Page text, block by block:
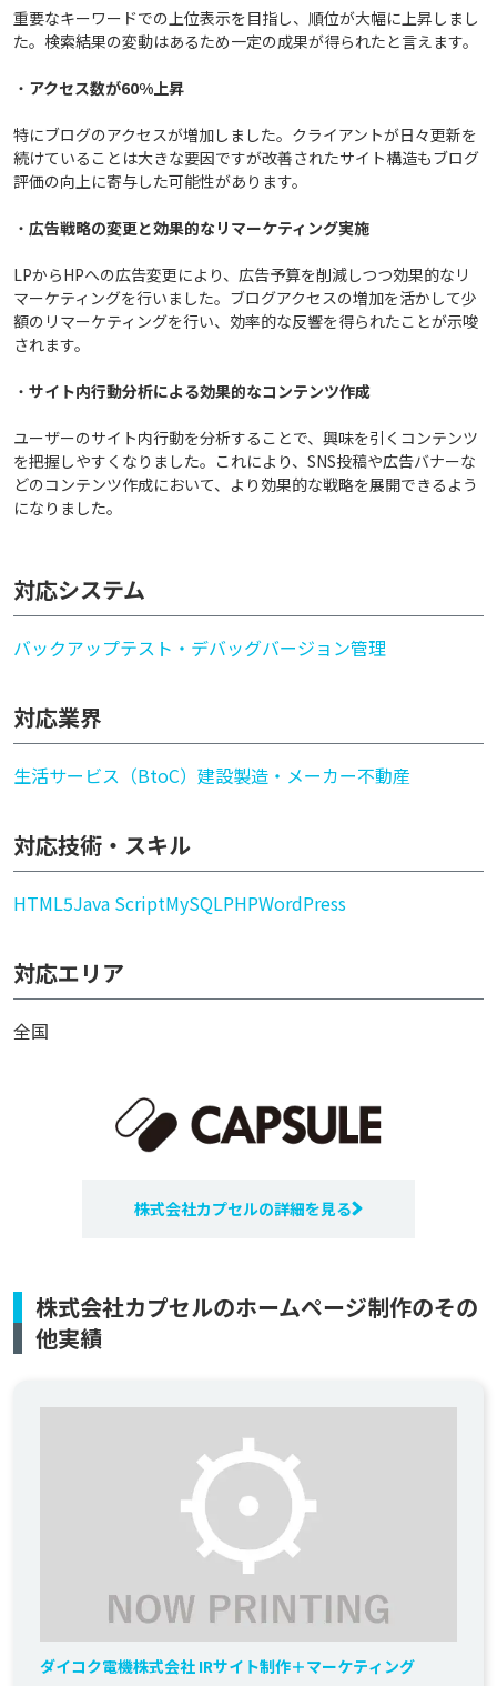
重要なキーワードでの上位表示を目指し、順位が大幅に上昇しまし
た。検索結果の変動はあるため一定の成果が得られたと言えます。
・ アクセス数が60%上昇
特にブログのアクセスが増加しました。クライアントが日々更新を
続けていることは大きな要因ですが改善されたサイト構造もブログ
評価の向上に寄与した可能性があります。
・ 広告戦略の変更と効果的なリマーケティング実施
LPからHPへの広告変更により、広告予算を削減しつつ効果的なリ
マーケティングを行いました。ブログアクセスの増加を活かして少
額のリマーケティングを行い、効率的な反響を得られたことが示唆
されます。
・ サイト内行動分析による効果的なコンテンツ作成
ユーザーのサイト内行動を分析することで、興味を引くコンテンツ
を把握しやすくなりました。これにより、SNS投稿や広告バナーな
どのコンテンツ作成において、より効果的な戦略を展開できるよう
になりました。
対応システム
バックアップテスト・デバッグバージョン管理
対応業界
生活サービス（BtoC） 建設製造・メーカー不動産
対応技術・スキル
HTML5Java ScriptMySQLPHPWordPress
対応エリア
全国
株式会社カプセルの詳細を見る
株式会社カプセルのホームページ制作のその
他実績
ダイコク電機株式会社 IRサイト制作＋マーケティング